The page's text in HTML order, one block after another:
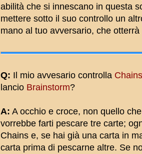
abilità che si innescano in questa
mettere sotto il suo controllo un
mano al tuo avversario, che
Q: Il mio avvesario controlla
lancio Brainstorm?
A: A occhio e croce, non quello
vorrebbe farti pescare tre carte;
Chains e, se hai già una carta in
carta prima di pescarne altre. Se